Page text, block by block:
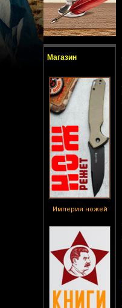
Магазин
Империя ножей